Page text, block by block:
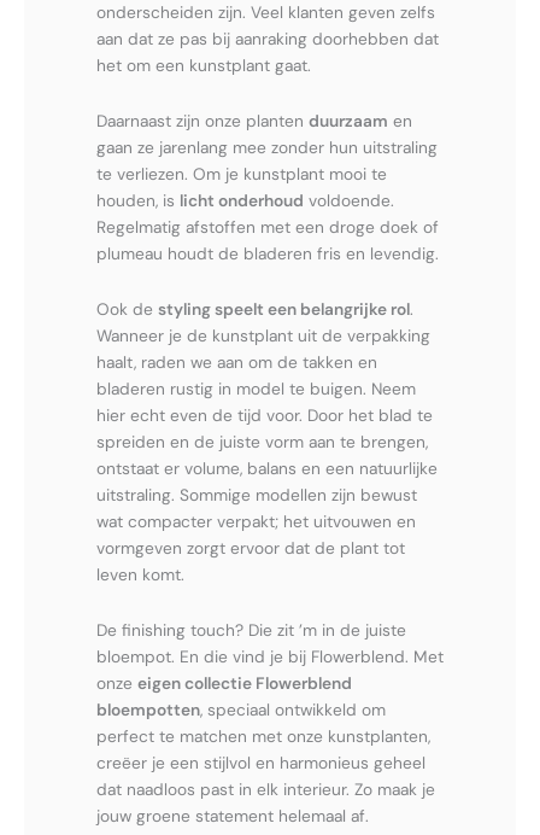
onderscheiden zijn. Veel klanten geven zelfs
aan dat ze pas bij aanraking doorhebben dat
het om een kunstplant gaat.
Daarnaast zijn onze planten duurzaam en
gaan ze jarenlang mee zonder hun uitstraling
te verliezen. Om je kunstplant mooi te
houden, is licht onderhoud voldoende.
Regelmatig afstoffen met een droge doek of
plumeau houdt de bladeren fris en levendig.
Ook de styling speelt een belangrijke rol.
Wanneer je de kunstplant uit de verpakking
haalt, raden we aan om de takken en
bladeren rustig in model te buigen. Neem
hier echt even de tijd voor. Door het blad te
spreiden en de juiste vorm aan te brengen,
ontstaat er volume, balans en een natuurlijke
uitstraling. Sommige modellen zijn bewust
wat compacter verpakt; het uitvouwen en
vormgeven zorgt ervoor dat de plant tot
leven komt.
De finishing touch? Die zit ’m in de juiste
bloempot. En die vind je bij Flowerblend. Met
onze eigen collectie Flowerblend
bloempotten, speciaal ontwikkeld om
perfect te matchen met onze kunstplanten,
creëer je een stijlvol en harmonieus geheel
dat naadloos past in elk interieur. Zo maak je
jouw groene statement helemaal af.